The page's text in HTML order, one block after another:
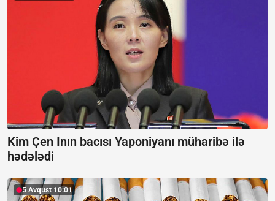
Kim Çen Inın bacısı Yaponiyanı müharibə ilə
hədələdi
5 Avqust 10:01